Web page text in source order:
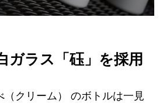
ガラス「砡」を採用
（クリーム） のボトルは一見